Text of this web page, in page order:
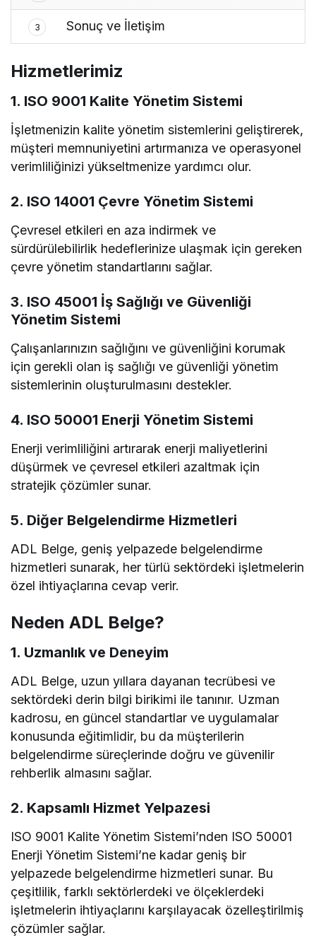
3 Sonuç ve İletişim
Hizmetlerimiz
1. ISO 9001 Kalite Yönetim Sistemi
İşletmenizin kalite yönetim sistemlerini geliştirerek,
müşteri memnuniyetini artırmanıza ve operasyonel
verimliliğinizi yükseltmenize yardımcı olur.
2. ISO 14001 Çevre Yönetim Sistemi
Çevresel etkileri en aza indirmek ve
sürdürülebilirlik hedeflerinize ulaşmak için gereken
çevre yönetim standartlarını sağlar.
3. ISO 45001 İş Sağlığı ve Güvenliği
Yönetim Sistemi
Çalışanlarınızın sağlığını ve güvenliğini korumak
için gerekli olan iş sağlığı ve güvenliği yönetim
sistemlerinin oluşturulmasını destekler.
4. ISO 50001 Enerji Yönetim Sistemi
Enerji verimliliğini artırarak enerji maliyetlerini
düşürmek ve çevresel etkileri azaltmak için
stratejik çözümler sunar.
5. Diğer Belgelendirme Hizmetleri
ADL Belge, geniş yelpazede belgelendirme
hizmetleri sunarak, her türlü sektördeki işletmelerin
özel ihtiyaçlarına cevap verir.
Neden ADL Belge?
1. Uzmanlık ve Deneyim
ADL Belge, uzun yıllara dayanan tecrübesi ve
sektördeki derin bilgi birikimi ile tanınır. Uzman
kadrosu, en güncel standartlar ve uygulamalar
konusunda eğitimlidir, bu da müşterilerin
belgelendirme süreçlerinde doğru ve güvenilir
rehberlik almasını sağlar.
2. Kapsamlı Hizmet Yelpazesi
ISO 9001 Kalite Yönetim Sistemi’nden ISO 50001
Enerji Yönetim Sistemi’ne kadar geniş bir
yelpazede belgelendirme hizmetleri sunar. Bu
çeşitlilik, farklı sektörlerdeki ve ölçeklerdeki
işletmelerin ihtiyaçlarını karşılayacak özelleştirilmiş
çözümler sağlar.